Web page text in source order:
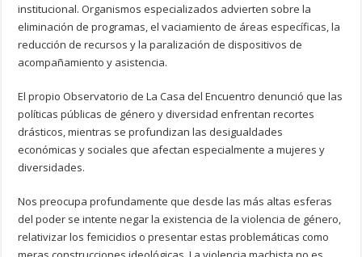
institucional. Organismos especializados advierten sobre la
eliminación de programas, el vaciamiento de áreas específicas, la
reducción de recursos y la paralización de dispositivos de
acompañamiento y asistencia.
El propio Observatorio de La Casa del Encuentro denunció que las
políticas públicas de género y diversidad enfrentan recortes
drásticos, mientras se profundizan las desigualdades
económicas y sociales que afectan especialmente a mujeres y
diversidades.
Nos preocupa profundamente que desde las más altas esferas
del poder se intente negar la existencia de la violencia de género,
relativizar los femicidios o presentar estas problemáticas como